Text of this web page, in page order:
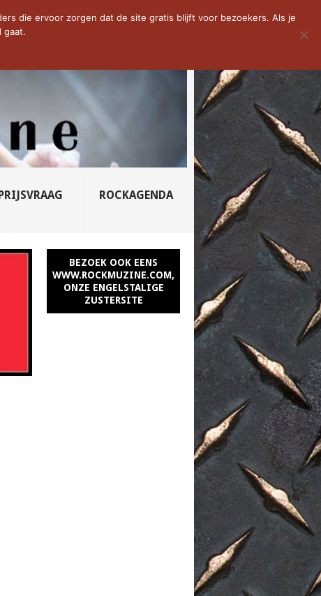
CD VAN DE WEEK: SLEEPING...
ROCKAGENDA
BEZOEK OOK EENS
WWW.ROCKMUZINE.COM,
ONZE ENGELSTALIGE
ZUSTERSITE
die ervoor zorgen dat de site gratis blijft voor bezoekers. Als je
gaat.